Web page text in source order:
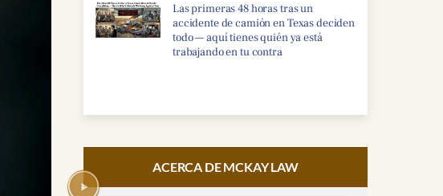
Las primeras 48 horas tras un
accidente de camión en Texas deciden
todo — aquí tienes quién ya está
trabajando en tu contra
ACERCA DE MCKAY LAW